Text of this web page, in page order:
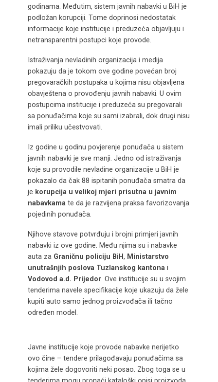
godinama. Međutim, sistem javnih nabavki u BiH je
podložan korupciji. Tome doprinosi nedostatak
informacije koje institucije i preduzeća objavljuju i
netransparentni postupci koje provode.
Istraživanja nevladinih organizacija i medija
pokazuju da je tokom ove godine povećan broj
pregovaračkih postupaka u kojima nisu objavljena
obavještena o provođenju javnih nabavki. U ovim
postupcima institucije i preduzeća su pregovarali
sa ponuđačima koje su sami izabrali, dok drugi nisu
imali priliku učestvovati.
Iz godine u godinu povjerenje ponuđača u sistem
javnih nabavki je sve manji. Jedno od istraživanja
koje su provodile nevladine organizacije u BiH je
pokazalo da čak 88 ispitanih ponuđača smatra da
je korupcija u velikoj mjeri prisutna u javnim
nabavkama te da je razvijena praksa favorizovanja
pojedinih ponuđača.
Njihove stavove potvrđuju i brojni primjeri javnih
nabavki iz ove godine. Među njima su i nabavke
auta za Graničnu policiju BiH, Ministarstvo
unutrašnjih poslova Tuzlanskog kantona i
Vodovod a.d. Prijedor. Ove institucije su u svojim
tenderima navele specifikacije koje ukazuju da žele
kupiti auto samo jednog proizvođača ili tačno
određen model.
Javne institucije koje provode nabavke nerijetko
ovo čine – tendere prilagođavaju ponuđačima sa
kojima žele dogovoriti neki posao. Zbog toga se u
tenderima mogu pronaći kataloški opisi proizvoda